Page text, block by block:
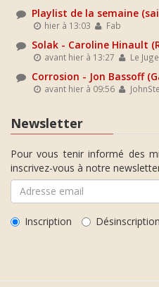
Playlist de la semaine
hier à 13:03 Fab
Solak - Caroline Hinault
avant hier à 13:27 Le
Corrosion - Jon Bassoff
avant hier à 09:56
Newsletter
Pour vous tenir informé des
inscrivez-vous à notre
Inscription Désinscription